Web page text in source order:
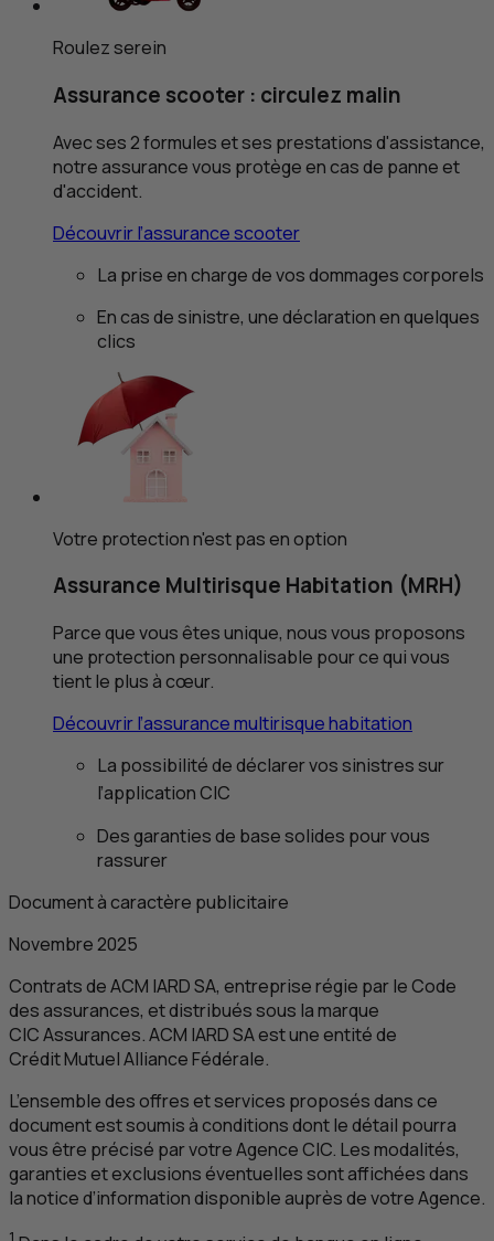
Roulez serein
Assurance scooter : circulez malin
Avec ses 2 formules et ses prestations d'assistance,
notre assurance vous protège en cas de panne et
d'accident.
Découvrir l’assurance scooter
La prise en charge de vos dommages corporels
En cas de sinistre, une déclaration en quelques
clics
Votre protection n'est pas en option
Assurance Multirisque Habitation (MRH)
Parce que vous êtes unique, nous vous proposons
une protection personnalisable pour ce qui vous
tient le plus à cœur.
Découvrir l’assurance multirisque habitation
La possibilité de déclarer vos sinistres sur
l’applicationCIC
Des garanties de base solides pour vous
rassurer
Document à caractère publicitaire
Novembre 2025
Contrats deACM IARDSA, entreprise régie par le Code
des assurances, et distribués sous la marque
CICAssurances.ACM IARDSAest une entité de
Crédit Mutuel Alliance Fédérale.
L’ensemble des offres et services proposés dans ce
document est soumis à conditions dont le détail pourra
vous être précisé par votre AgenceCIC. Les modalités,
garanties et exclusions éventuelles sont affichées dans
la notice d’information disponible auprès de votre Agence.